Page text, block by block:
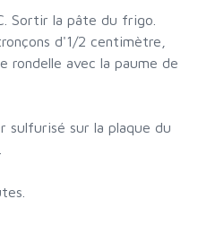
Sortir la pâte du frigo.
d'1/2 centimètre,
rondelle avec la paume de
sulfurisé sur la plaque du